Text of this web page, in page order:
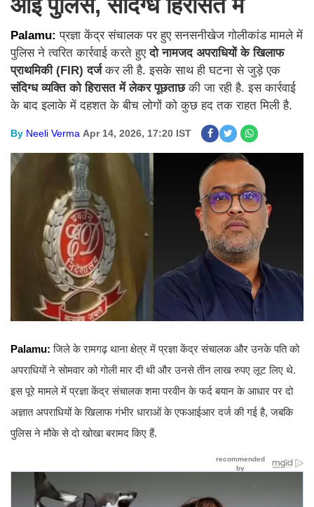
आई पुलिस, संदिग्ध हिरासत में
Palamu:प्रज्ञा केंद्र संचालक पर हुए सनसनीखेज गोलीकांड मामले में
पुलिस ने त्वरित कार्रवाई करते हुएदो नामजद अपराधियों के खिलाफ
प्राथमिकी (FIR) दर्जकर ली है. इसके साथ ही घटना से जुड़े एक
संदिग्ध व्यक्ति को हिरासत में लेकर पूछताछकी जा रही है. इस कार्रवाई
के बाद इलाके में दहशत के बीच लोगों को कुछ हद तक राहत मिली है.
By Neeli Verma Apr 14, 2026, 17:20 IST
Palamu: जिले के रामगढ़ थाना क्षेत्र में प्रज्ञा केंद्र संचालक और उनके पति को
अपराधियों ने सोमवार को गोली मार दी थी और उनसे तीन लाख रुपए लूट लिए थे.
इस पूरे मामले में प्रज्ञा केंद्र संचालक शमा परवीन के फर्द बयान के आधार पर दो
अज्ञात अपराधियों के खिलाफ गंभीर धाराओं के एफआईआर दर्ज की गई है, जबकि
पुलिस ने मौके से दो खोखा बरामद किए हैं.